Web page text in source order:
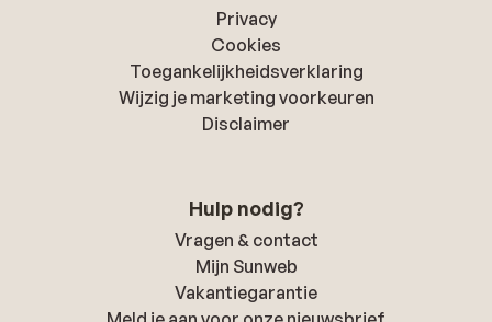
Privacy
Cookies
Toegankelijkheidsverklaring
Wijzig je marketing voorkeuren
Disclaimer
Hulp nodig?
Vragen & contact
Mijn Sunweb
Vakantiegarantie